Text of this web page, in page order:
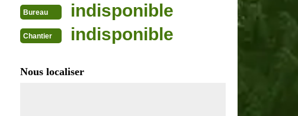
Bureau indisponible
Chantier indisponible
Nous localiser